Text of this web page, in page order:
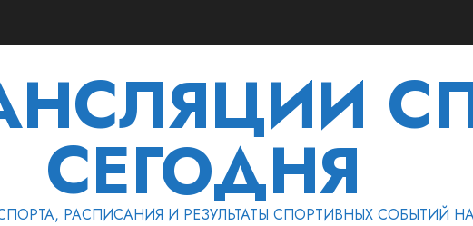
СЕГОДНЯ
РАСПИСАНИЯ И РЕЗУЛЬТАТЫ СПОРТИВНЫХ СОБЫТИЙ